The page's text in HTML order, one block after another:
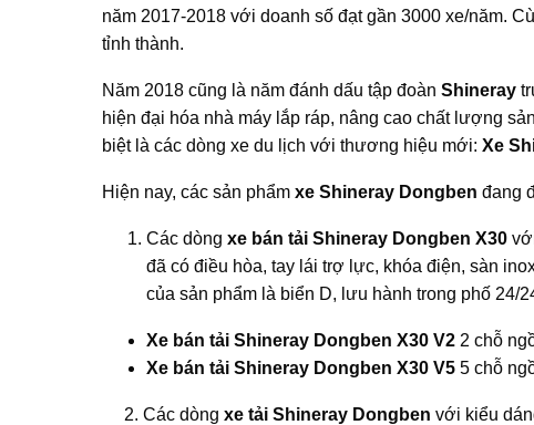
năm 2017-2018 với doanh số đạt gần 3000 xe/năm.
tỉnh thành.
Năm 2018 cũng là năm đánh dấu tập đoàn Shineray
hiện đại hóa nhà máy lắp ráp, nâng cao chất lượng
biệt là các dòng xe du lịch với thương hiệu mới: Xe
Hiện nay, các sản phẩm xe Shineray Dongben đang
Các dòng xe bán tải Shineray Dongben X30
đã có điều hòa, tay lái trợ lực, khóa điện, sàn
của sản phẩm là biển D, lưu hành trong phố 24/
Xe bán tải Shineray Dongben X30 V2 2 chỗ
Xe bán tải Shineray Dongben X30 V5 5 chỗ
2. Các dòng xe tải Shineray Dongben với kiểu